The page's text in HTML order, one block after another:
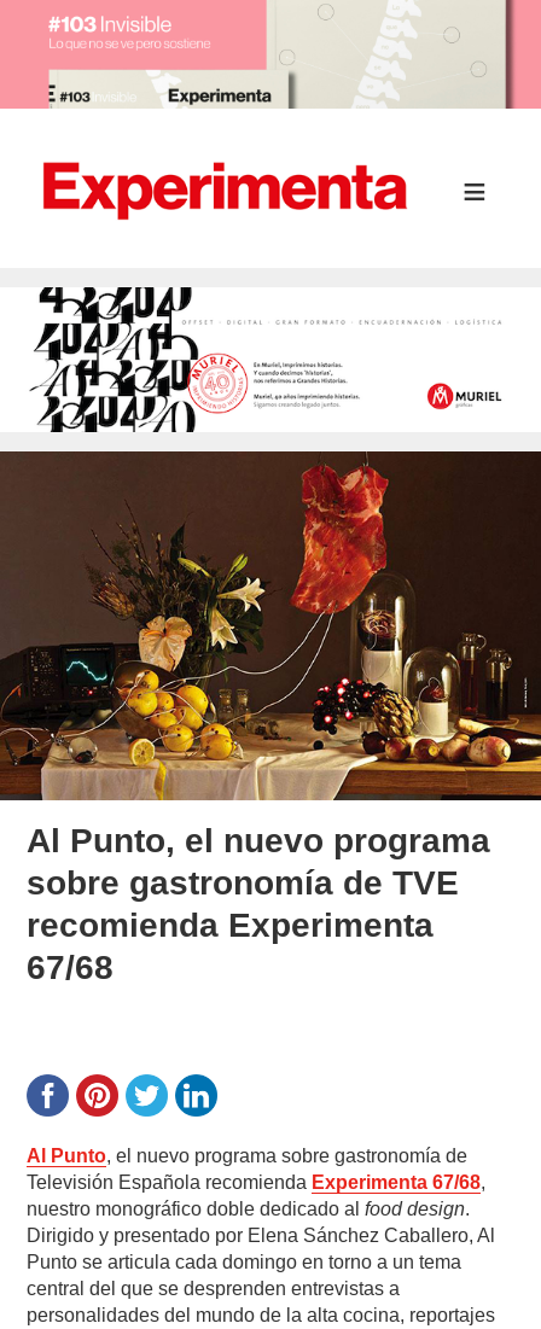
Al Punto, el nuevo programa
sobre gastronomía de TVE
recomienda Experimenta
67/68
Al Punto, el nuevo programa sobre gastronomía de
Televisión Española recomienda Experimenta 67/68,
nuestro monográfico doble dedicado alfood design.
Dirigido y presentado por Elena Sánchez Caballero, Al
Punto se articula cada domingo en torno a un tema
central del que se desprenden entrevistas a
personalidades del mundo de la alta cocina, reportajes